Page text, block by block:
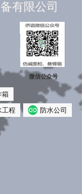
有限公司
箱
工程 防水公司
微信公众号